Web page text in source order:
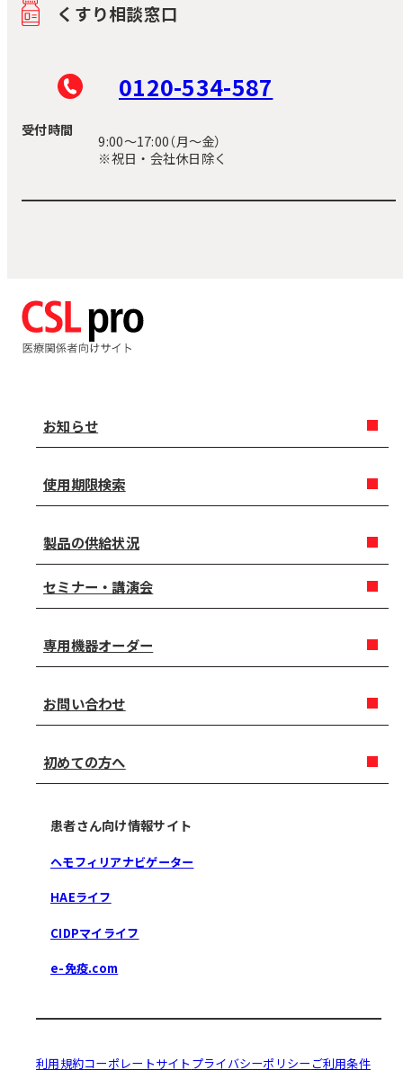
くすり相談窓口
0120-534-587
受付時間
9:00〜17:00（月～金）
※祝日・会社休日除く
お知らせ
使用期限検索
製品の供給状況
セミナー・講演会
専用機器オーダー
お問い合わせ
初めての方へ
患者さん向け情報サイト
ヘモフィリアナビゲーター
HAEライフ
CIDPマイライフ
e-免疫.com
利用規約コーポレートサイト プライバシーポリシー ご利用条件